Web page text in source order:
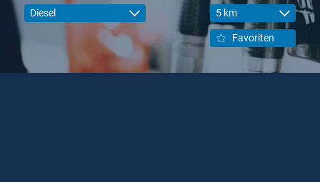
Diesel 5 km
Favoriten